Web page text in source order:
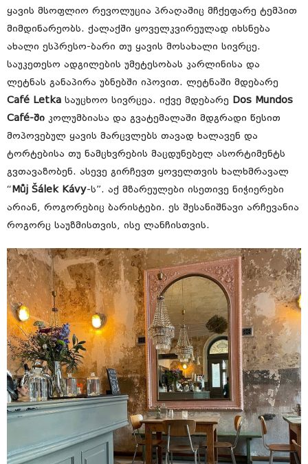
ყავის მსოფლიო რევოლუცია პრაღაშიც მჩქეფარე ტემპით
მიმდინარეობს. ქალაქში ყოველკვირეულად იხსნება
ახალი ესპრესო-ბარი თუ ყავის მოსახალი სივრცე.
საუკეთესო ადგილების უმეტესობას კარლინისა და
ლეტნას განაპირა უბნებში იპოვით. ლეტნაში მდებარე
Café Letka საუცხოო სივრცეა. იქვე მდებარე
Dos Mundos
Café-ში კოლუმბიასა და გვატემალაში მდგრადი წესით
მოპოვებულ ყავის მარცვლებს თავად ხალავენ და
ტორტებისა თუ ნამცხვრების მაცდუნებელ ასორტიმენტს
გვთავაზობენ. ასევე გირჩევთ ყოველთვის ხალხმრავალ
“ Můj Šálek Kávy-ს”. აქ მზარეულები ისეთივე ნიჭიერები
არიან, როგორებიც ბარისტები. ეს შესანიშნავი არჩევანია
როგორც საუზმისთვის, ისე ლანჩისთვის.